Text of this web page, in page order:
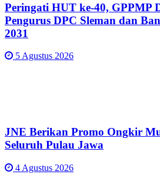
Peringati HUT ke-40, GPPMP
Pengurus DPC Sleman dan
2031
5 Agustus 2026
JNE Berikan Promo Ongkir
Seluruh Pulau Jawa
4 Agustus 2026